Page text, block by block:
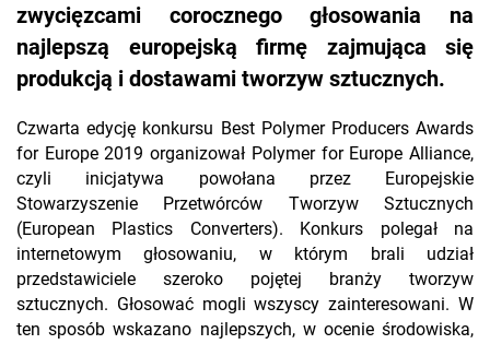
zwycięzcami corocznego głosowania na
najlepszą europejską firmę zajmująca się
produkcją i dostawami tworzyw sztucznych.
Czwarta edycję konkursu Best Polymer Producers Awards
for Europe 2019 organizował Polymer for Europe Alliance,
czyli inicjatywa powołana przez Europejskie
Stowarzyszenie Przetwórców Tworzyw Sztucznych
(European Plastics Converters). Konkurs polegał na
internetowym głosowaniu, w którym brali udział
przedstawiciele szeroko pojętej branży tworzyw
sztucznych. Głosować mogli wszyscy zainteresowani. W
ten sposób wskazano najlepszych, w ocenie środowiska,